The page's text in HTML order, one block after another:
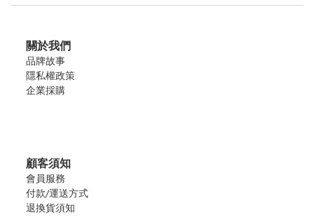
關於我們
品牌故事
隱私權政策
企業採購
顧客須知
會員服務
付款/運送方式
退換貨須知